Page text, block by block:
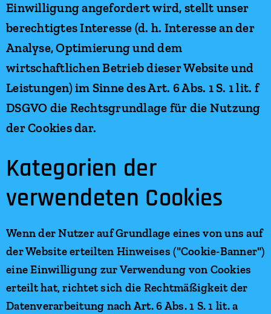
Einwilligung angefordert wird, stellt unser
berechtigtes Interesse (d. h. Interesse an der
Analyse, Optimierung und dem
wirtschaftlichen Betrieb dieser Website und
Leistungen) im Sinne des Art. 6 Abs. 1 S. 1 lit. f
DSGVO die Rechtsgrundlage für die Nutzung
der Cookies dar.
Kategorien der
verwendeten Cookies
Wenn der Nutzer auf Grundlage eines von uns auf
der Website erteilten Hinweises ("Cookie-Banner")
eine Einwilligung zur Verwendung von Cookies
erteilt hat, richtet sich die Rechtmäßigkeit der
Datenverarbeitung nach Art. 6 Abs. 1 S. 1 lit. a